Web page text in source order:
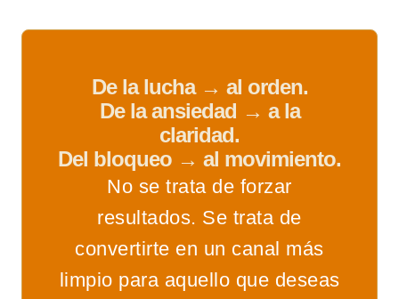
De la lucha → al orden.
De la ansiedad → a la
claridad.
Del bloqueo → al movimiento.
No se trata de forzar
resultados. Se trata de
convertirte en un canal más
limpio para aquello que deseas